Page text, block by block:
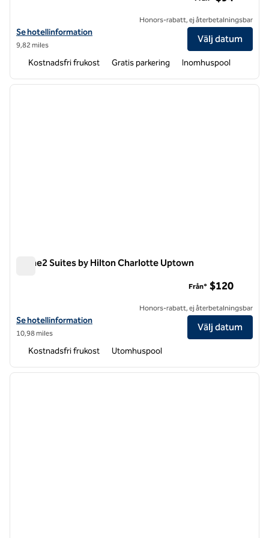
Visa hotelluppgifter för Home2 Suites by Hilton Charlotte I-77
Se hotellinformation
9,82 miles
Honors-rabatt, ej återbetalningsbar
Välj datum
Kostnadsfri frukost Gratis parkering Inomhuspool
1 av 12
nästa
Home2 Suites by Hilton Charlotte Uptown
Visa hotelluppgifter för Home2 Suites by Hilton Charlotte Uptown
Se hotellinformation
10,98 miles
Från* $120
Honors-rabatt, ej återbetalningsbar
Välj datum
Kostnadsfri frukost Utomhuspool
1 av 12
nästa